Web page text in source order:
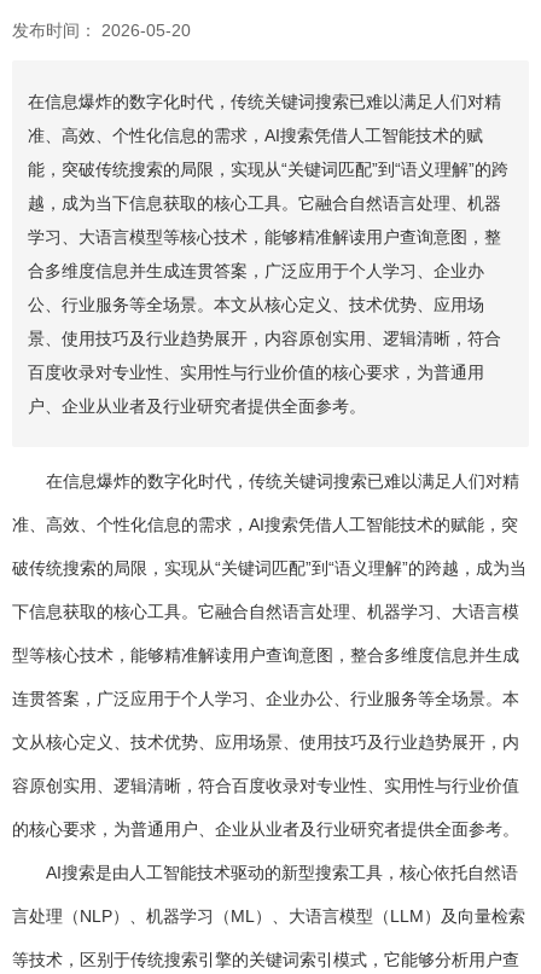
发布时间： 2026-05-20
在信息爆炸的数字化时代，传统关键词搜索已难以满足人们对精
准、高效、个性化信息的需求，AI搜索凭借人工智能技术的赋
能，突破传统搜索的局限，实现从“关键词匹配”到“语义理解”的跨
越，成为当下信息获取的核心工具。它融合自然语言处理、机器
学习、大语言模型等核心技术，能够精准解读用户查询意图，整
合多维度信息并生成连贯答案，广泛应用于个人学习、企业办
公、行业服务等全场景。本文从核心定义、技术优势、应用场
景、使用技巧及行业趋势展开，内容原创实用、逻辑清晰，符合
百度收录对专业性、实用性与行业价值的核心要求，为普通用
户、企业从业者及行业研究者提供全面参考。
在信息爆炸的数字化时代，传统关键词搜索已难以满足人们对精
准、高效、个性化信息的需求，AI搜索凭借人工智能技术的赋能，突
破传统搜索的局限，实现从“关键词匹配”到“语义理解”的跨越，成为当
下信息获取的核心工具。它融合自然语言处理、机器学习、大语言模
型等核心技术，能够精准解读用户查询意图，整合多维度信息并生成
连贯答案，广泛应用于个人学习、企业办公、行业服务等全场景。本
文从核心定义、技术优势、应用场景、使用技巧及行业趋势展开，内
容原创实用、逻辑清晰，符合百度收录对专业性、实用性与行业价值
的核心要求，为普通用户、企业从业者及行业研究者提供全面参考。
AI搜索是由人工智能技术驱动的新型搜索工具，核心依托自然语
言处理（NLP）、机器学习（ML）、大语言模型（LLM）及向量检索
等技术，区别于传统搜索引擎的关键词索引模式，它能够分析用户查